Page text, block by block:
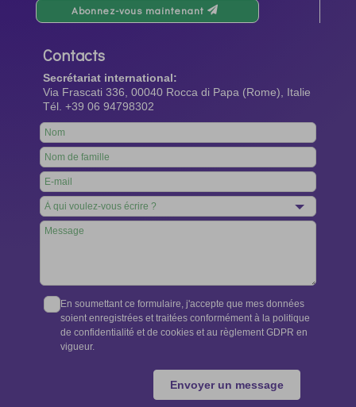
Abonnez-vous maintenant
Contacts
Secrétariat international:
Via Frascati 336, 00040 Rocca di Papa (Rome), Italie
Tél. +39 06 94798302
Leave
this
field
blank
En soumettant ce formulaire, j'accepte que mes données
soient enregistrées et traitées conformément à la politique
de confidentialité et de cookies et au règlement GDPR en
vigueur.
Envoyer un message